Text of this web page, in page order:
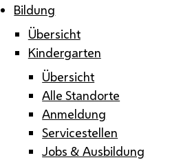
Bildung
Übersicht
Kindergarten
Übersicht
Alle Standorte
Anmeldung
Servicestellen
Jobs & Ausbildung